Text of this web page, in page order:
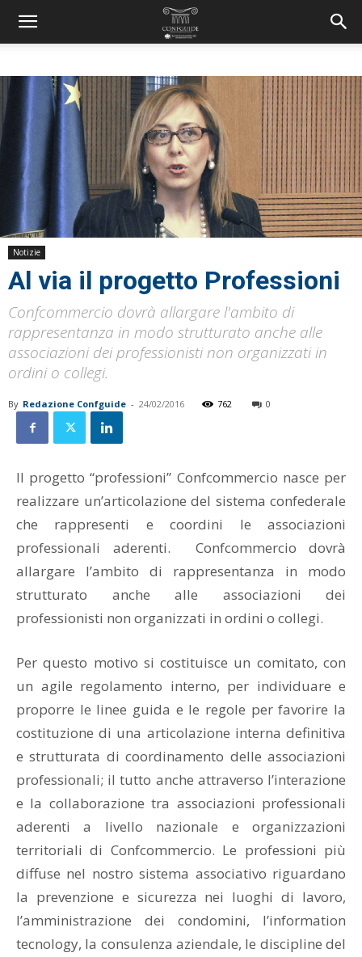
Notizie
Al via il progetto Professioni
Confcommercio dovrà allargare l'ambito di
rappresentanza in modo strutturato anche alle
associazioni dei professionisti non organizzati in
ordini o collegi.
By Redazione Confguide - 24/02/2016 762 0
Il progetto “professioni” Confcommercio nasce per
realizzare un’articolazione del sistema confederale
che rappresenti e coordini le associazioni
professionali aderenti. Confcommercio dovrà
allargare l’ambito di rappresentanza in modo
strutturato anche alle associazioni dei
professionisti non organizzati in ordini o collegi.
Per questo motivo si costituisce un comitato, con
un agile regolamento interno, per individuare e
proporre le linee guida e le regole per favorire la
costituzione di una articolazione interna definitiva
e strutturata di coordinamento delle associazioni
professionali; il tutto anche attraverso l’interazione
e la collaborazione tra associazioni professionali
aderenti a livello nazionale e organizzazioni
territoriali di Confcommercio. Le professioni più
diffuse nel nostro sistema associativo riguardano
la prevenzione e sicurezza nei luoghi di lavoro,
l’amministrazione dei condomini, l’information
tecnology, la consulenza aziendale, le discipline del